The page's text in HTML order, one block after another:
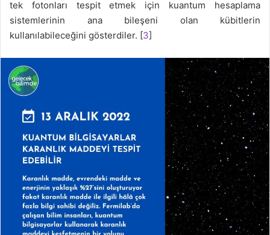
tek fotonları tespit etmek için kuantum hesaplama
sistemlerinin ana bileşeni olan kübitlerin
kullanılabileceğini gösterdiler. [3]